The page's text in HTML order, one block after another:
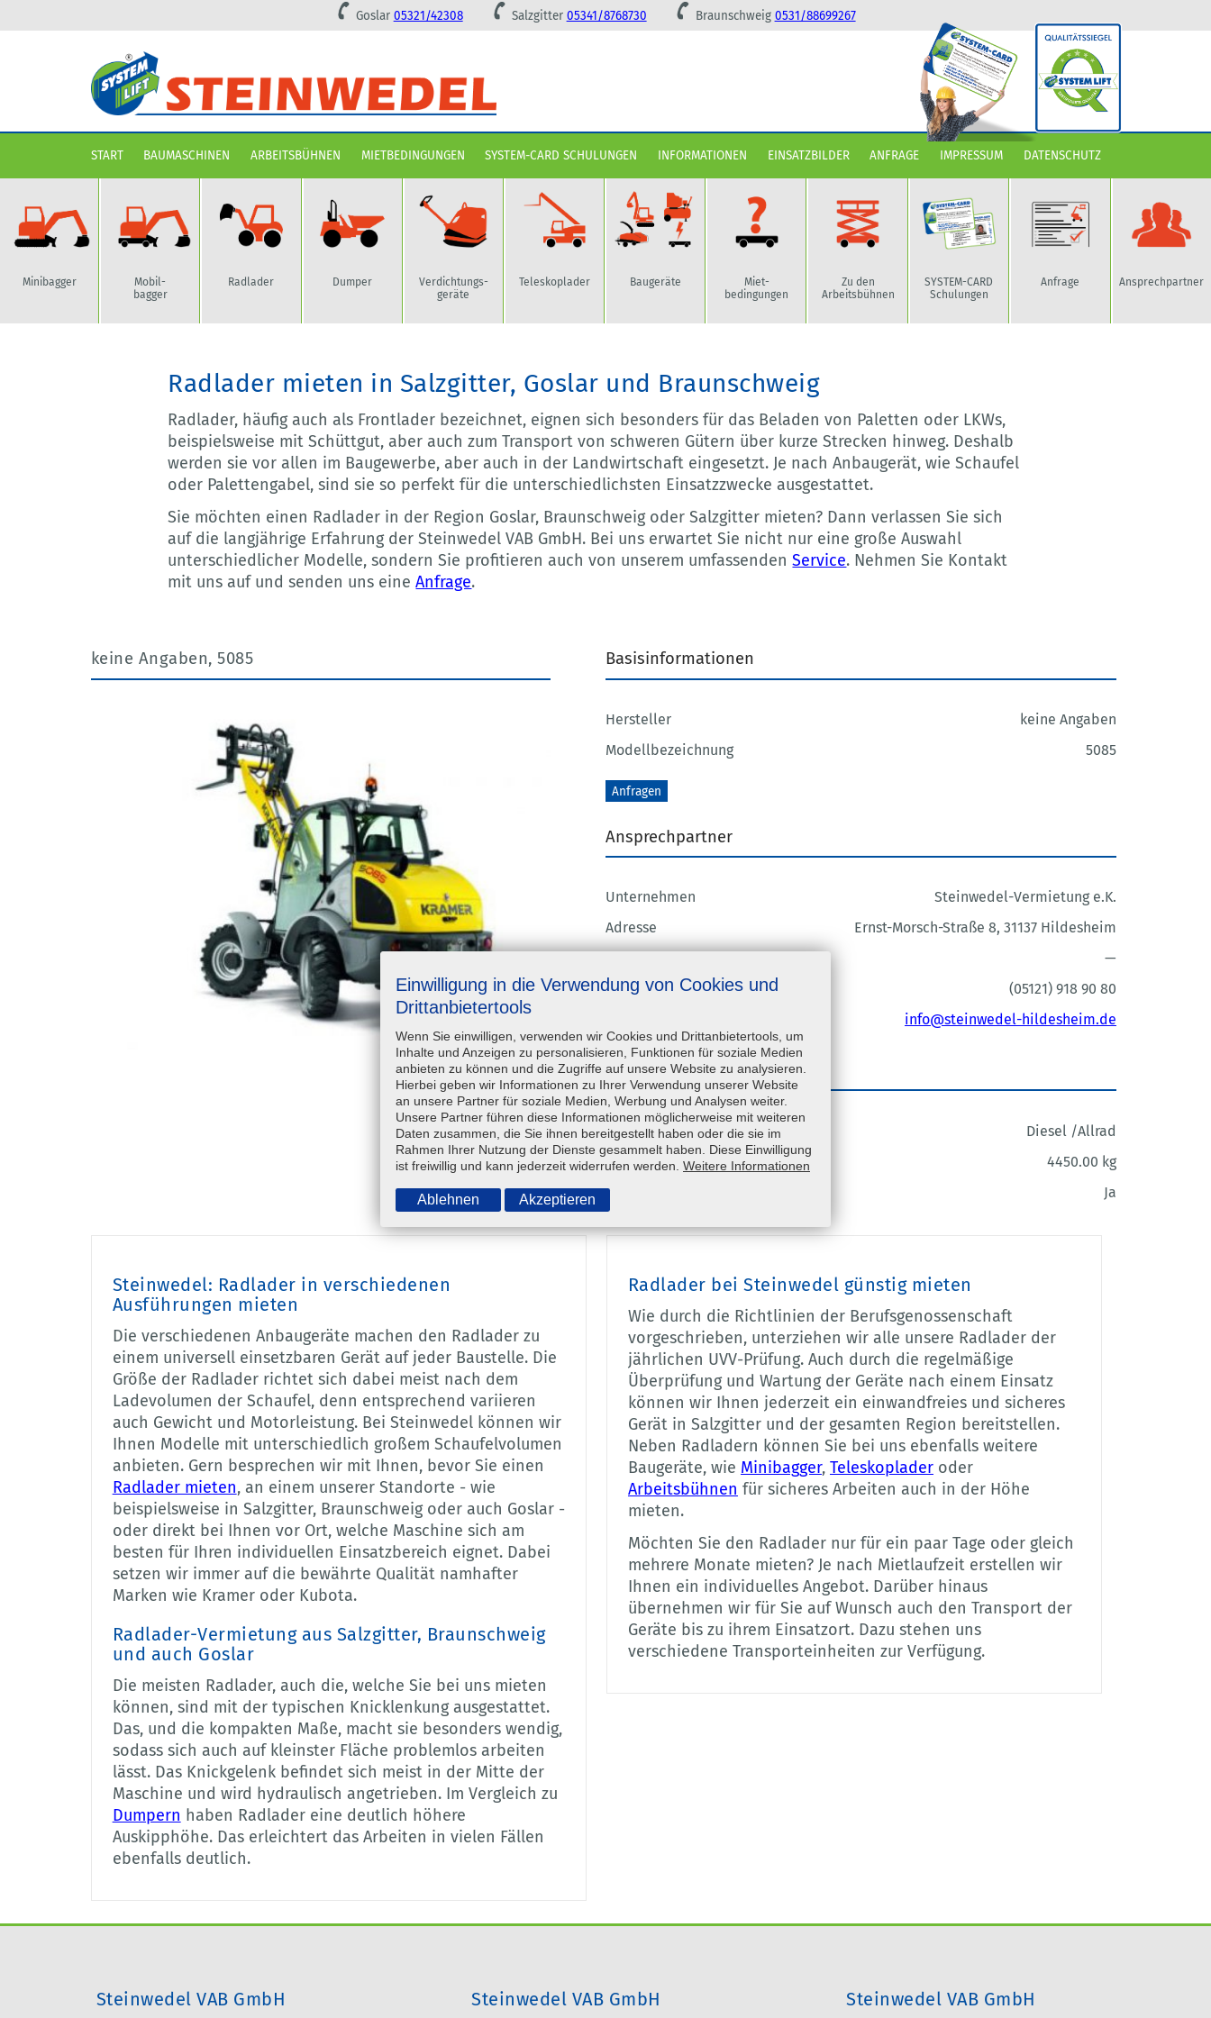
Goslar 05321/42308 Salzgitter 05341/8768730 Braunschweig 0531/88699267
START BAUMASCHINEN ARBEITSBÜHNEN MIETBEDINGUNGEN SYSTEM-CARD SCHULUNGEN INFORMATIONEN EINSATZBILDER ANFRAGE IMPRESSUM DATENSCHUTZ
Minibagger
Mobil-
bagger
Radlader Dumper
Verdichtungs-
geräte
Teleskoplader Baugeräte
Miet-
bedingungen
Zu den
Arbeitsbühnen
SYSTEM-CARD
Schulungen
Anfrage Ansprechpartner
Radlader mieten in Salzgitter, Goslar und Braunschweig
Radlader, häufig auch als Frontlader bezeichnet, eignen sich besonders für das Beladen von Paletten oder LKWs,
beispielsweise mit Schüttgut, aber auch zum Transport von schweren Gütern über kurze Strecken hinweg. Deshalb
werden sie vor allen im Baugewerbe, aber auch in der Landwirtschaft eingesetzt. Je nach Anbaugerät, wie Schaufel
oder Palettengabel, sind sie so perfekt für die unterschiedlichsten Einsatzzwecke ausgestattet.
Sie möchten einen Radlader in der Region Goslar, Braunschweig oder Salzgitter mieten? Dann verlassen Sie sich
auf die langjährige Erfahrung der Steinwedel VAB GmbH. Bei uns erwartet Sie nicht nur eine große Auswahl
unterschiedlicher Modelle, sondern Sie profitieren auch von unserem umfassendenService. Nehmen Sie Kontakt
mit uns auf und senden uns eineAnfrage.
keine Angaben, 5085 Basisinformationen
Hersteller
keine Angaben
Modellbezeichnung
5085
Anfragen
Ansprechpartner
Unternehmen
Steinwedel-Vermietung e.K.
Adresse
Ernst-Morsch-Straße 8, 31137 Hildesheim
—
Telefon
(05121) 918 90 80
info@steinwedel-hildesheim.de
Technische Angaben
Antriebsart
Diesel /Allrad
Eigengewicht
4450.00 kg
Geländetauglichkeit
Ja
Steinwedel: Radlader in verschiedenen
Ausführungen mieten
Die verschiedenen Anbaugeräte machen den Radlader zu
einem universell einsetzbaren Gerät auf jeder Baustelle. Die
Größe der Radlader richtet sich dabei meist nach dem
Ladevolumen der Schaufel, denn entsprechend variieren
auch Gewicht und Motorleistung. Bei Steinwedel können wir
Ihnen Modelle mit unterschiedlich großem Schaufelvolumen
anbieten. Gern besprechen wir mit Ihnen, bevor Sie einen
Radlader mieten, an einem unserer Standorte - wie
beispielsweise in Salzgitter, Braunschweig oder auch Goslar -
oder direkt bei Ihnen vor Ort, welche Maschine sich am
besten für Ihren individuellen Einsatzbereich eignet. Dabei
setzen wir immer auf die bewährte Qualität namhafter
Marken wie Kramer oder Kubota.
Radlader-Vermietung aus Salzgitter, Braunschweig
und auch Goslar
Die meisten Radlader, auch die, welche Sie bei uns mieten
können, sind mit der typischen Knicklenkung ausgestattet.
Das, und die kompakten Maße, macht sie besonders wendig,
sodass sich auch auf kleinster Fläche problemlos arbeiten
lässt. Das Knickgelenk befindet sich meist in der Mitte der
Maschine und wird hydraulisch angetrieben. Im Vergleich zu
Dumpern haben Radlader eine deutlich höhere
Auskipphöhe. Das erleichtert das Arbeiten in vielen Fällen
ebenfalls deutlich.
Radlader bei Steinwedel günstig mieten
Wie durch die Richtlinien der Berufsgenossenschaft
vorgeschrieben, unterziehen wir alle unsere Radlader der
jährlichen UVV-Prüfung. Auch durch die regelmäßige
Überprüfung und Wartung der Geräte nach einem Einsatz
können wir Ihnen jederzeit ein einwandfreies und sicheres
Gerät in Salzgitter und der gesamten Region bereitstellen.
Neben Radladern können Sie bei uns ebenfalls weitere
Baugeräte, wie Minibagger, Teleskopladeroder
Arbeitsbühnen für sicheres Arbeiten auch in der Höhe
mieten.
Möchten Sie den Radlader nur für ein paar Tage oder gleich
mehrere Monate mieten? Je nach Mietlaufzeit erstellen wir
Ihnen ein individuelles Angebot. Darüber hinaus
übernehmen wir für Sie auf Wunsch auch den Transport der
Geräte bis zu ihrem Einsatzort. Dazu stehen uns
verschiedene Transporteinheiten zur Verfügung.
Steinwedel VAB GmbH Steinwedel VAB GmbH Steinwedel VAB GmbH
Einwilligung in die Verwendung von Cookies und
Drittanbietertools
Wenn Sie einwilligen, verwenden wir Cookies und Drittanbietertools, um
Inhalte und Anzeigen zu personalisieren, Funktionen für soziale Medien
anbieten zu können und die Zugriffe auf unsere Website zu analysieren.
Hierbei geben wir Informationen zu Ihrer Verwendung unserer Website
an unsere Partner für soziale Medien, Werbung und Analysen weiter.
Unsere Partner führen diese Informationen möglicherweise mit weiteren
Daten zusammen, die Sie ihnen bereitgestellt haben oder die sie im
Rahmen Ihrer Nutzung der Dienste gesammelt haben. Diese Einwilligung
ist freiwillig und kann jederzeit widerrufen werden. Weitere Informationen
Ablehnen Akzeptieren